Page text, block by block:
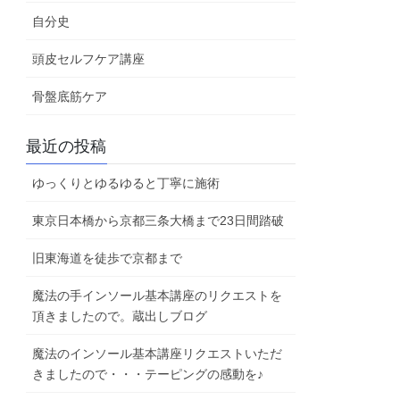
自分史
頭皮セルフケア講座
骨盤底筋ケア
最近の投稿
ゆっくりとゆるゆると丁寧に施術
東京日本橋から京都三条大橋まで23日間踏破
旧東海道を徒歩で京都まで
魔法の手インソール基本講座のリクエストを
頂きましたので。蔵出しブログ
魔法のインソール基本講座リクエストいただ
きましたので・・・テーピングの感動を♪